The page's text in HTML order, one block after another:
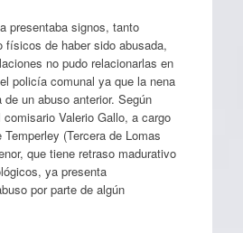
presentaba signos, tanto
físicos de haber sido abusada,
no pudo relacionarlas en
policía comunal ya que la nena
un abuso anterior. Según
Valerio Gallo, a cargo
(Tercera de Lomas
que tiene retraso madurativo
ya presenta
por parte de algún